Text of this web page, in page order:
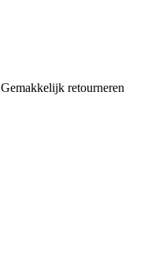
Gemakkelijk retourneren